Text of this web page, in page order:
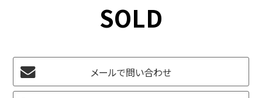
SOLD
メールで問い合わせ